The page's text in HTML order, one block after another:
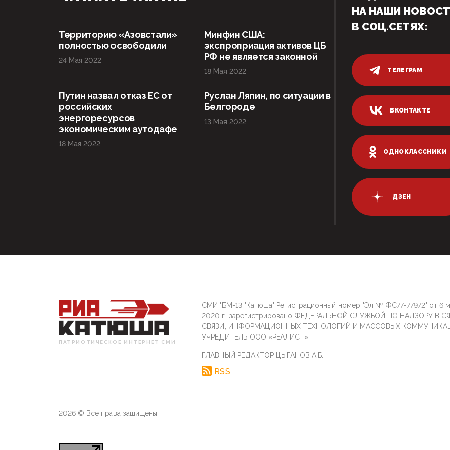
Территорию «Азовстали»
полностью освободили
24 Мая 2022
Минфин США:
экспроприация активов ЦБ
РФ не является законной
18 Мая 2022
Путин назвал отказ ЕС от
российских
энергоресурсов
экономическим аутодафе
18 Мая 2022
Руслан Ляпин, по ситуации в
Белгороде
13 Мая 2022
НА НАШИ
В СОЦ.СЕТЯХ:
ТЕЛЕГРАМ
ВКОНТАКТЕ
ОДНОКЛАССНИКИ
ДЗЕН
ПАТРИОТИЧЕСКОЕ ИНТЕРНЕТ СМИ
СМИ "БМ-13 "Катюша" Регистрационный номер "Эл № ФС77-77972" от 6
2020 г. зарегистрировано ФЕДЕРАЛЬНОЙ СЛУЖБОЙ ПО НАДЗОРУ В
СВЯЗИ, ИНФОРМАЦИОННЫХ ТЕХНОЛОГИЙ И МАССОВЫХ
УЧРЕДИТЕЛЬ ООО «РЕАЛИСТ»
ГЛАВНЫЙ РЕДАКТОР ЦЫГАНОВ А.Б.
RSS
2026 © Все права защищены